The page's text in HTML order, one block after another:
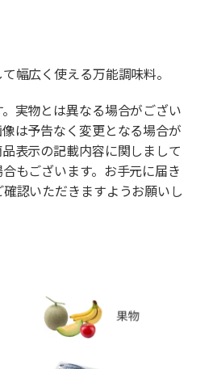
幅広く使える万能調味料。
実物とは異なる場合がござい
は予告なく変更となる場合が
表示の記載内容に関しまして
もございます。お手元に届き
認いただきますようお願いし